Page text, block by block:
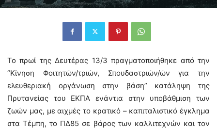
Το πρωί της Δευτέρας 13/3 πραγματοποιήθηκε από την
“Κίνηση Φοιτητών/τριών, Σπουδαστριών/ών για την
ελευθεριακή οργάνωση στην βάση” κατάληψη της
Πρυτανείας του ΕΚΠΑ ενάντια στην υποβάθμιση των
ζωών μας, με αιχμές το κρατικό – καπιταλιστικό έγκλημα
στα Τέμπη, το ΠΔ85 σε βάρος των καλλιτεχνών και τον